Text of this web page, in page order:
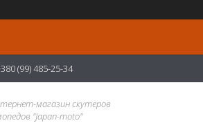
(99) 485-25-34
магазин скутеров
"Japan-moto"